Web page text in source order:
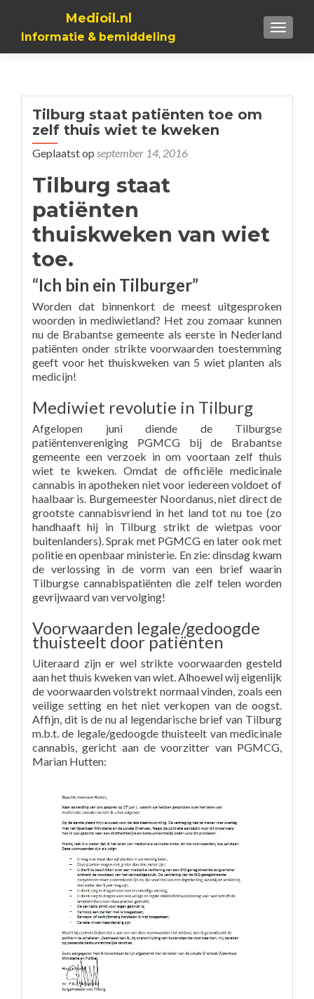
Medioil.nl
Informatie & bemiddeling
Tilburg staat patiënten toe om
zelf thuis wiet te kweken
Geplaatst op september 14, 2016
Tilburg staat
patiënten
thuiskweken van wiet
toe.
“Ich bin ein Tilburger”
Worden dat binnenkort de meest uitgesproken
woorden in mediwietland? Het zou zomaar kunnen
nu de Brabantse gemeente als eerste in Nederland
patiënten onder strikte voorwaarden toestemming
geeft voor het thuiskweken van 5 wiet planten als
medicijn!
Mediwiet revolutie in Tilburg
Afgelopen juni diende de Tilburgse
patiëntenvereniging PGMCG bij de Brabantse
gemeente een verzoek in om voortaan zelf thuis
wiet te kweken. Omdat de officiële medicinale
cannabis in apotheken niet voor iedereen voldoet of
haalbaar is. Burgemeester Noordanus, niet direct de
grootste cannabisvriend in het land tot nu toe (zo
handhaaft hij in Tilburg strikt de wietpas voor
buitenlanders). Sprak met PGMCG en later ook met
politie en openbaar ministerie. En zie: dinsdag kwam
de verlossing in de vorm van een brief waarin
Tilburgse cannabispatiënten die zelf telen worden
gevrijwaard van vervolging!
Voorwaarden legale/gedoogde
thuisteelt door patiënten
Uiteraard zijn er wel strikte voorwaarden gesteld
aan het thuis kweken van wiet. Alhoewel wij eigenlijk
de voorwaarden volstrekt normaal vinden, zoals een
veilige setting en het niet verkopen van de oogst.
Affijn, dit is de nu al legendarische brief van Tilburg
m.b.t. de legale/gedoogde thuisteelt van medicinale
cannabis, gericht aan de voorzitter van PGMCG,
Marian Hutten: